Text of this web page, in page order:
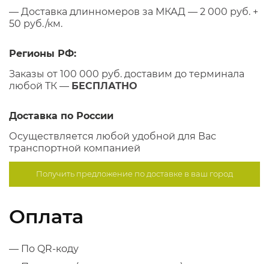
— Доставка длинномеров за МКАД — 2 000 руб. +
50 руб./км.
Регионы РФ:
Заказы от 100 000 руб. доставим до терминала
любой ТК — БЕСПЛАТНО
Доставка по России
Осуществляется любой удобной для Вас
транспортной компанией
Получить предложение подоставке в ваш город
Оплата
— По QR-коду